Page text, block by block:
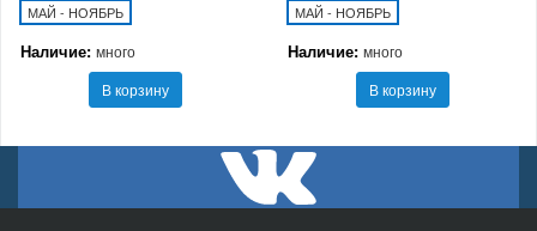
МАЙ - НОЯБРЬ
Наличие: много
В корзину
МАЙ - НОЯБРЬ
Наличие: много
В корзину